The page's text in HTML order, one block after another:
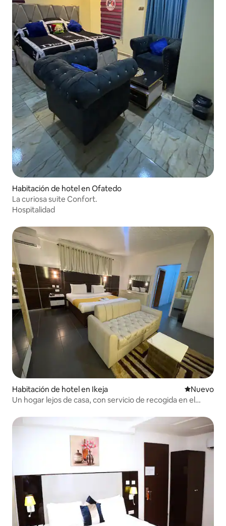
Habitación de hotel en Ofatedo
La curiosa suite Confort.
Hospitalidad
Habitación de hotel en Ikeja Nuevo
Nuevo
Un hogar lejos de casa, con servicio de recogida en el